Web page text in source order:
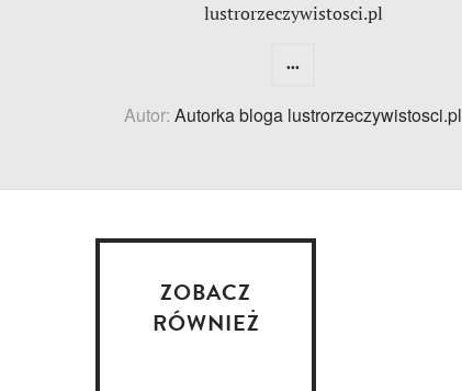
lustrorzeczywistosci.pl
...
Autor: Autorka bloga lustrorzeczywistosci.pl
ZOBACZ
RÓWNIEŻ